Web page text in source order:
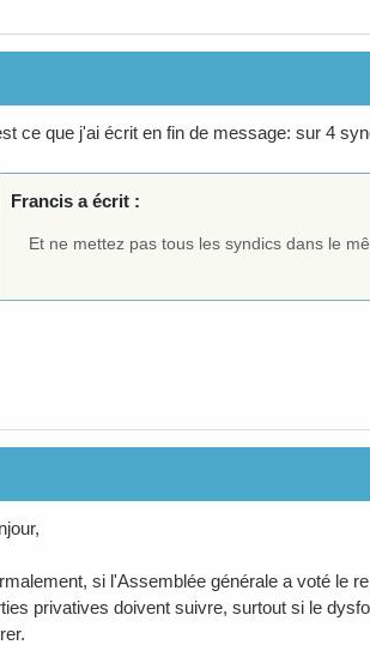
ce que j'ai écrit en fin de message: sur 4
Francis a écrit :
Et ne mettez pas tous les syndics dans le
si l'Assemblée générale a voté le
privatives doivent suivre, surtout si le